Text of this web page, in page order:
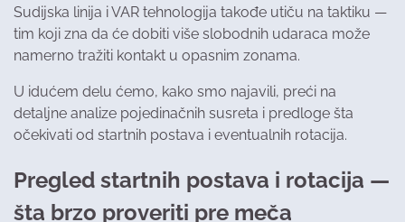
Sudijska linija i VAR tehnologija takođe utiču na taktiku —
tim koji zna da će dobiti više slobodnih udaraca može
namerno tražiti kontakt u opasnim zonama.
U idućem delu ćemo, kako smo najavili, preći na
detaljne analize pojedinačnih susreta i predloge šta
očekivati od startnih postava i eventualnih rotacija.
Pregled startnih postava i rotacija —
šta brzo proveriti pre meča